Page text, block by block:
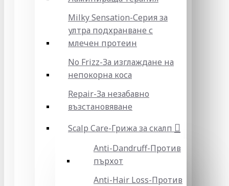
Milky Sensation-Серия за
ултра подхранване с
млечен протеин
No Frizz-За изглаждане на
непокорна коса
Repair-За незабавно
възстановяване
Scalp Care-Грижа за скалп
Anti-Dandruff-Против
пърхот
Anti-Hair Loss-Против